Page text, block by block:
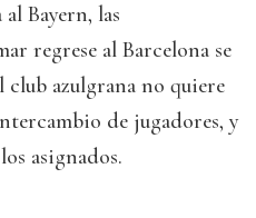
Bayern, las
regrese al Barcelona se
club azulgrana no quiere
de jugadores, y
asignados.